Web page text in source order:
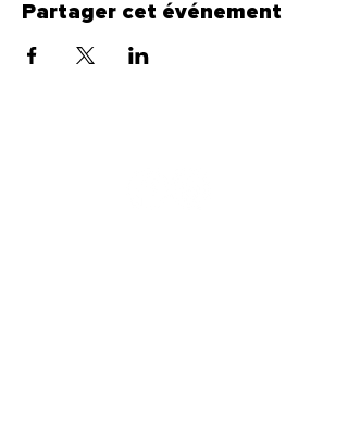
Partager cet événement